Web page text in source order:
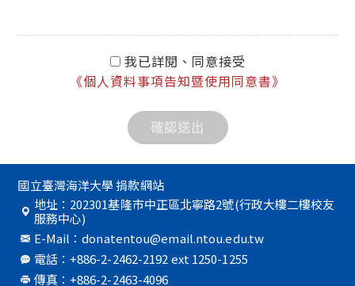
我已詳閱、同意接受
《個人資料事項告知暨使用同意書》
國立臺灣海洋大學 捐款網站
地址：202301基隆市中正區北寧路2號(行政大樓二樓校友
服務中心)
E-Mail：donatentou@email.ntou.edu.tw
電話：+886-2-2462-2192 ext 1250-1255
傳真：+886-2-2463-4096